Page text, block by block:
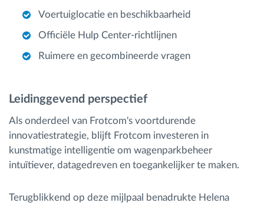
Voertuiglocatie en beschikbaarheid
Officiële Hulp Center-richtlijnen
Ruimere en gecombineerde vragen
Leidinggevend perspectief
Als onderdeel van Frotcom's voortdurende
innovatiestrategie, blijft Frotcom investeren in
kunstmatige intelligentie om wagenparkbeheer
intuïtiever, datagedreven en toegankelijker te maken.
Terugblikkend op deze mijlpaal benadrukte Helena